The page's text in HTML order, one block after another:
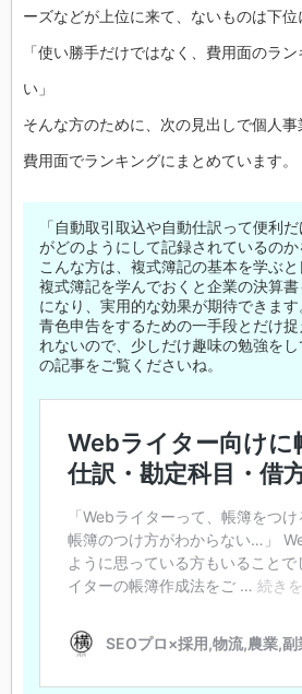
ーズなどが上位に来て、ないものは下位
「使い勝手だけではなく、費用面のラ
い」
そんな方のために、次の見出しで個人
費用面でランキングにまとめています。
「自動取引取込や自動仕訳って便利
がどのようにして記録されているのか
こんな方は、複式簿記の基本を学ぶと
複式簿記を学んでおくと企業の決算
になり、実用的な効果が期待できます
青色申告をするための一手段とだけ
れないので、少しだけ趣味の勉強を
の記事をご覧くださいね。